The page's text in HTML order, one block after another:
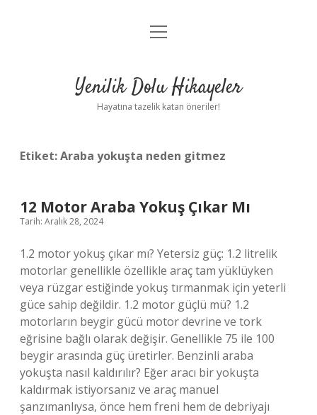
Anasayfa
Yasal Uyarı
menüyü
Yenilik Dolu Hikayeler
Hayatına tazelik katan öneriler!
Etiket:Araba yokuşta neden gitmez
12 Motor Araba Yokuş Çıkar Mı
Tarih: Aralık 28, 2024
1.2 motor yokuş çıkar mı? Yetersiz güç: 1.2 litrelik
motorlar genellikle özellikle araç tam yüklüyken
veya rüzgar estiğinde yokuş tırmanmak için yeterli
güce sahip değildir. 1.2 motor güçlü mü? 1.2
motorların beygir gücü motor devrine ve tork
eğrisine bağlı olarak değişir. Genellikle 75 ile 100
beygir arasında güç üretirler. Benzinli araba
yokuşta nasıl kaldırılır? Eğer aracı bir yokuşta
kaldırmak istiyorsanız ve araç manuel
şanzımanlıysa, önce hem freni hem de debriyajı